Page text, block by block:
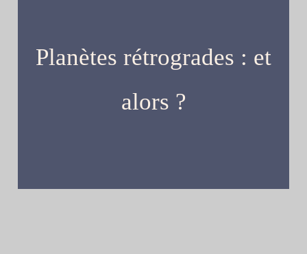
Planètes rétrogrades : et
alors ?